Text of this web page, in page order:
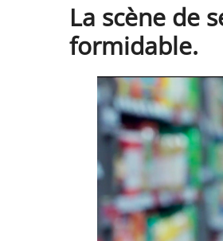
La scène de
formidable.